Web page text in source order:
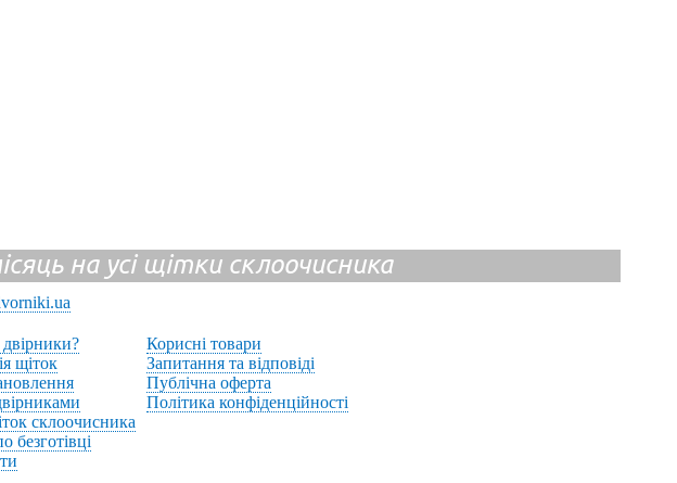
на усі щітки склоочисника
щіток
склоочисника
безготівці
Корисні товари
Запитання та відповіді
Публічна оферта
Політика конфіденційності